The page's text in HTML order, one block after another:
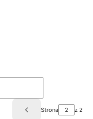
Poprzednie produkty
Strona z 2